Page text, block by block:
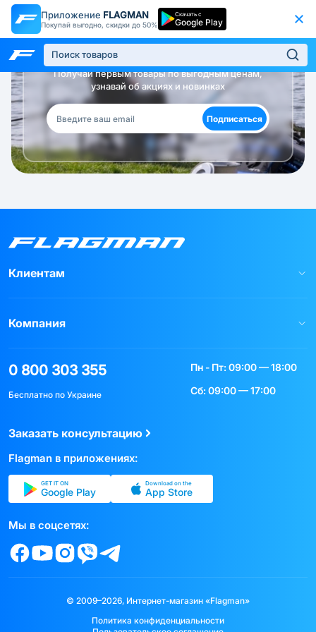
Приложение FLAGMAN
Покупай выгодно, скидки до 50%
Скачать с
Google Play
Будь в курсе!
Получай первым товары по выгодным ценам,
узнавай об акциях и новинках
Подписаться
Клиентам
Компания
0 800 303 355
Бесплатно по Украине
Пн - Пт: 09:00 — 18:00
Сб: 09:00 — 17:00
Заказать консультацию
Flagman в приложениях:
GET IT ON
Google Play
Download on the
App Store
Мы в соцсетях:
© 2009–2026, Интернет-магазин «Flagman»
Политика конфиденциальности